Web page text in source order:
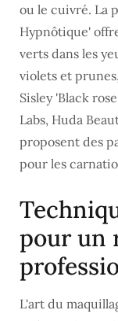
ou le cuivré. La
Hypnôtique'
verts dans les
violets et
Sisley 'Black
Labs, Huda
proposent des
pour les
pour un
L'art du